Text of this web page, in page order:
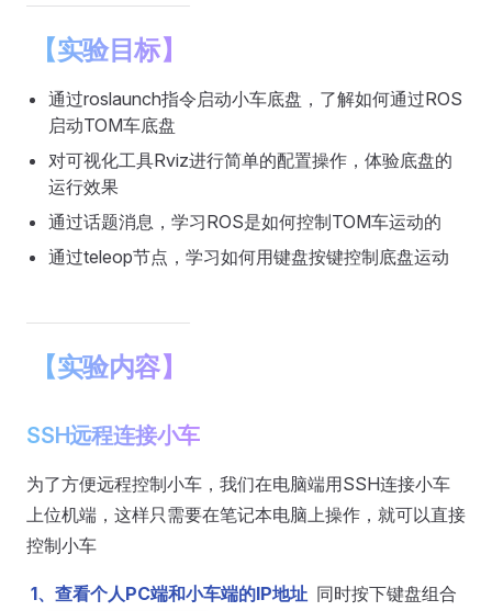
【实验目标】
通过roslaunch指令启动小车底盘，了解如何通过ROS
启动TOM车底盘
对可视化工具Rviz进行简单的配置操作，体验底盘的
运行效果
通过话题消息，学习ROS是如何控制TOM车运动的
通过teleop节点，学习如何用键盘按键控制底盘运动
【实验内容】
SSH远程连接小车
为了方便远程控制小车，我们在电脑端用SSH连接小车
上位机端，这样只需要在笔记本电脑上操作，就可以直接
控制小车
1、查看个人PC端和小车端的IP地址 同时按下键盘组合